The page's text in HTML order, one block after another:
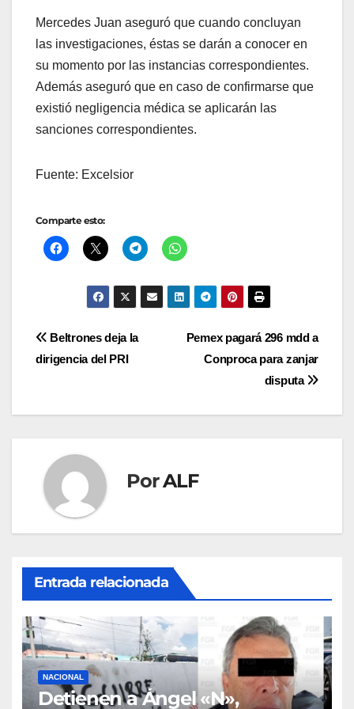
Mercedes Juan aseguró que cuando concluyan
las investigaciones, éstas se darán a conocer en
su momento por las instancias correspondientes.
Además aseguró que en caso de confirmarse que
existió negligencia médica se aplicarán las
sanciones correspondientes.
Fuente: Excelsior
Comparte esto:
Navegación
de
entradas
Pemex pagará 296 mdd a
Conproca para zanjar
disputa
Beltrones deja la
dirigencia del PRI
PorALF
Entrada relacionada
NACIONAL
Detienen a Ángel «N»,